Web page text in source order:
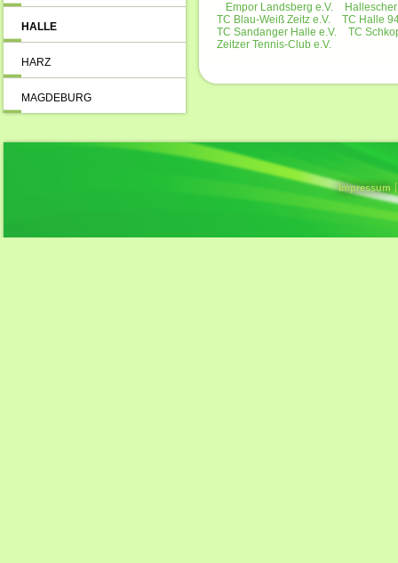
HALLE
HARZ
MAGDEBURG
Empor Landsberg e.V.
TC Blau-Weiß Zeitz e.V.
TC Halle
TC Sandanger Halle e.V.
TC
Zeitzer Tennis-Club e.V.
Impressum